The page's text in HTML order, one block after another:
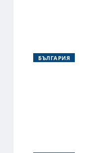
БЪЛГАРИЯ